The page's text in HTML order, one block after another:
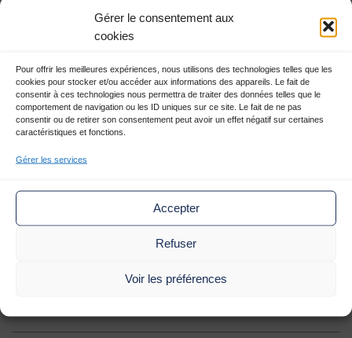
Gérer le consentement aux
cookies
Pour offrir les meilleures expériences, nous utilisons des technologies telles que les
cookies pour stocker et/ou accéder aux informations des appareils. Le fait de
consentir à ces technologies nous permettra de traiter des données telles que le
comportement de navigation ou les ID uniques sur ce site. Le fait de ne pas
consentir ou de retirer son consentement peut avoir un effet négatif sur certaines
caractéristiques et fonctions.
Gérer les services
Accepter
Refuser
Voir les préférences